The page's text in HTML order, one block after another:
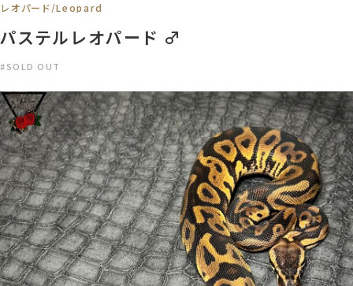
レオパード/Leopard
パステルレオパード ♂
#SOLD OUT